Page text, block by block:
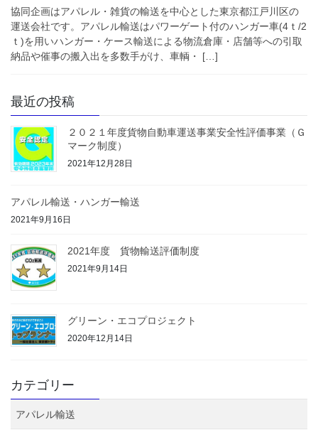
協同企画はアパレル・雑貨の輸送を中心とした東京都江戸川区の
運送会社です。アパレル輸送はパワーゲート付のハンガー車(4ｔ/2
ｔ)を用いハンガー・ケース輸送による物流倉庫・店舗等への引取
納品や催事の搬入出を多数手がけ、車輌・ […]
最近の投稿
２０２１年度貨物自動車運送事業安全性評価事業（Ｇ
マーク制度）
2021年12月28日
アパレル輸送・ハンガー輸送
2021年9月16日
2021年度 貨物輸送評価制度
2021年9月14日
グリーン・エコプロジェクト
2020年12月14日
カテゴリー
アパレル輸送